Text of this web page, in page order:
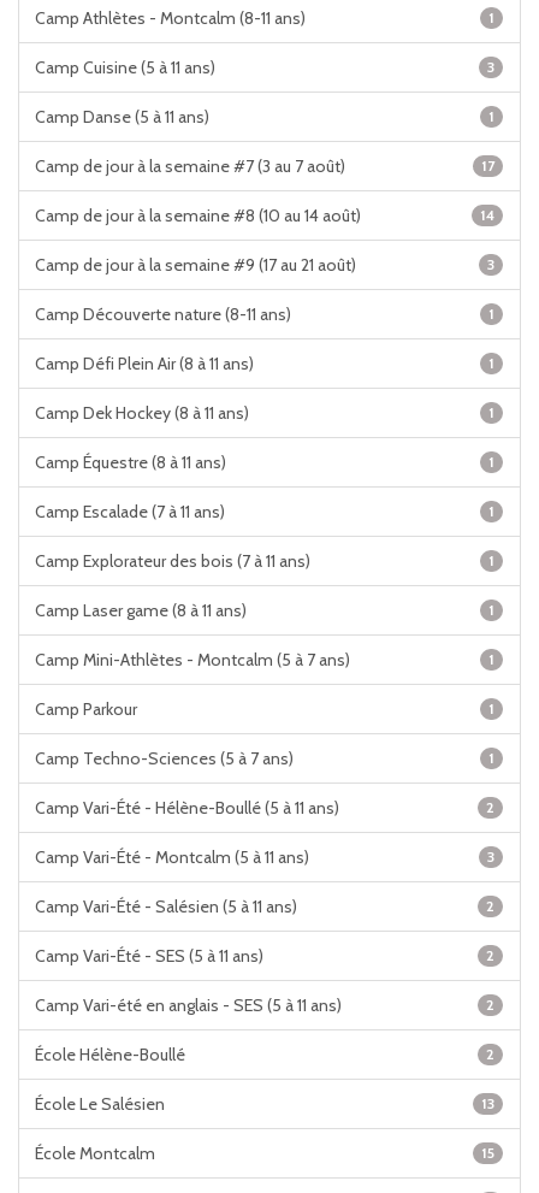
Camp Athlètes - Montcalm (8-11 ans) 1
Camp Cuisine (5 à 11 ans) 3
Camp Danse (5 à 11 ans) 1
Camp de jour à la semaine #7 (3 au 7 août) 17
Camp de jour à la semaine #8 (10 au 14 août) 14
Camp de jour à la semaine #9 (17 au 21 août) 3
Camp Découverte nature (8-11 ans) 1
Camp Défi Plein Air (8 à 11 ans) 1
Camp Dek Hockey (8 à 11 ans) 1
Camp Équestre (8 à 11 ans) 1
Camp Escalade (7 à 11 ans) 1
Camp Explorateur des bois (7 à 11 ans) 1
Camp Laser game (8 à 11 ans) 1
Camp Mini-Athlètes - Montcalm (5 à 7 ans) 1
Camp Parkour 1
Camp Techno-Sciences (5 à 7 ans) 1
Camp Vari-Été - Hélène-Boullé (5 à 11 ans) 2
Camp Vari-Été - Montcalm (5 à 11 ans) 3
Camp Vari-Été - Salésien (5 à 11 ans) 2
Camp Vari-Été - SES (5 à 11 ans) 2
Camp Vari-été en anglais - SES (5 à 11 ans) 2
École Hélène-Boullé 2
École Le Salésien 13
École Montcalm 15